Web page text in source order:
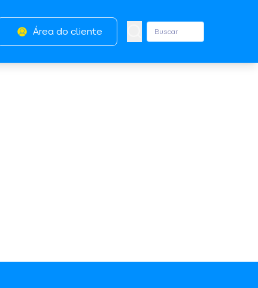
Área do cliente